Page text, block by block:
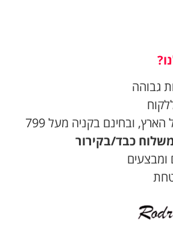
גבוהה
משלוחים לכל הארץ, ובחינם בקניה מעל 799
כבד/בקירור
ומבצעים